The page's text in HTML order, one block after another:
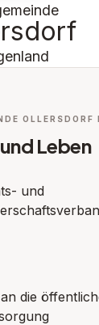
OLLERSDORF
Leben
und
die